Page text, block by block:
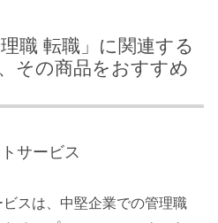
理職 転職」に関連する
その商品をおすすめ
サービス
スは、中堅企業での管理職